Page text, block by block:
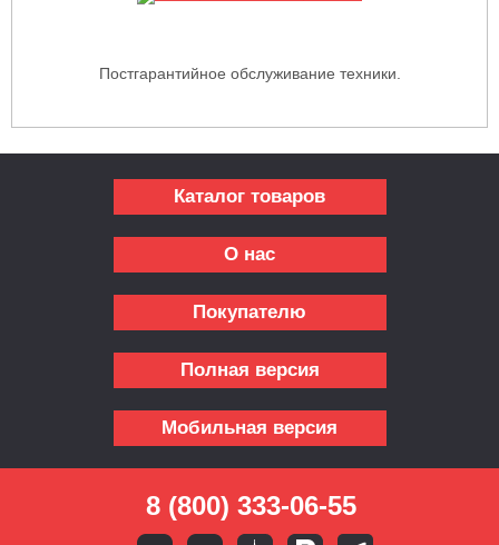
Постгарантийное обслуживание техники.
Каталог товаров
О нас
Покупателю
Полная версия
Мобильная версия
8 (800) 333-06-55